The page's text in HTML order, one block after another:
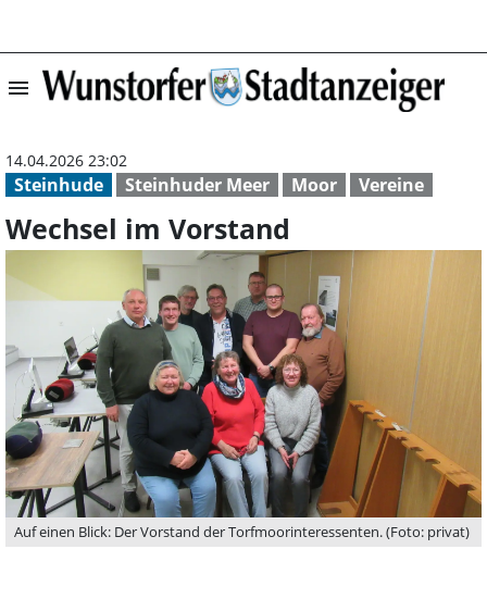
menu Wechsel im
Steinhude Steinhuder Meer Moor Vereine
14.04.2026 23:02
Wechsel im Vorstand
Auf einen Blick: Der Vorstand der Torfmoorinteressenten. (Foto: privat)